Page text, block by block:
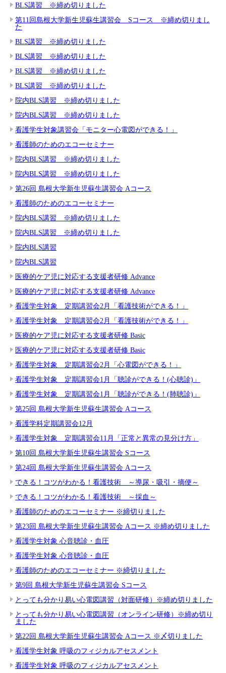
BLS講習 ※締め切りました
第11回島根大学新生児蘇生講習会 Sコース ※締め切りまし
た
BLS講習 ※締め切りました
BLS講習 ※締め切りました
BLS講習 ※締め切りました
BLS講習 ※締め切りました
院内BLS講習 ※締め切りました
院内BLS講習 ※締め切りました
看護学生対象講習会「モニター心電図ができる！」
看護師のためのエコーセミナー
院内BLS講習 ※締め切りました
院内BLS講習 ※締め切りました
第26回 島根大学新生児蘇生講習会 Aコース
看護師のためのエコーセミナー
院内BLS講習 ※締め切りました
院内BLS講習 ※締め切りました
院内BLS講習
院内BLS講習
医療的ケア児に対応する支援者研修 Advance
医療的ケア児に対応する支援者研修 Advance
看護学生対象 定期講習会2月「看護技術ができる！」
看護学生対象 定期講習会2月「看護技術ができる！」
医療的ケア児に対応する支援者研修 Basic
医療的ケア児に対応する支援者研修 Basic
看護学生対象 定期講習会2月「心電図ができる！」
看護学生対象 定期講習会1月「聴診ができる！(心聴診)」
看護学生対象 定期講習会1月「聴診ができる！(肺聴診)」
第25回 島根大学新生児蘇生講習会 Aコース
看護学科定期講習会12月
看護学生対象 定期講習会11月「正常と異常の見分け方」
第10回 島根大学新生児蘇生講習会 Sコース
第24回 島根大学新生児蘇生講習会 Aコース
できる！コツがわかる！看護技術 ～導尿・吸引・摘便～
できる！コツがわかる！看護技術 ～採血～
看護師のためのエコーセミナー ※締切りました
第23回 島根大学新生児蘇生講習会 Aコース ※締め切りました
看護学生対象 心音聴診・血圧
看護学生対象 心音聴診・血圧
看護師のためのエコーセミナー ※締切りました
第9回 島根大学新生児蘇生講習会 Sコース
とっても分かり易い心電図講習（対面研修）※締め切りました
とっても分かり易い心電図講習（オンライン研修）※締め切り
ました
第22回 島根大学新生児蘇生講習会 Aコース ※〆切りました
看護学生対象 呼吸のフィジカルアセスメント
看護学生対象 呼吸のフィジカルアセスメント